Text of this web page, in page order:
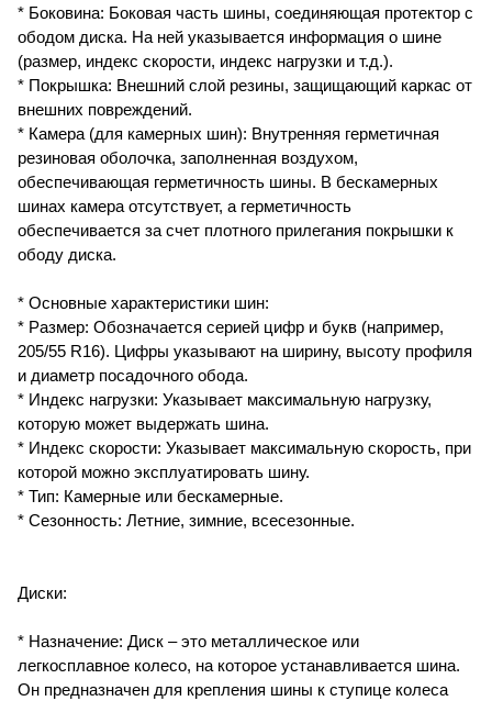
* Боковина: Боковая часть шины, соединяющая протектор с
ободом диска. На ней указывается информация о шине
(размер, индекс скорости, индекс нагрузки и т.д.).
* Покрышка: Внешний слой резины, защищающий каркас от
внешних повреждений.
* Камера (для камерных шин): Внутренняя герметичная
резиновая оболочка, заполненная воздухом,
обеспечивающая герметичность шины. В бескамерных
шинах камера отсутствует, а герметичность
обеспечивается за счет плотного прилегания покрышки к
ободу диска.
* Основные характеристики шин:
* Размер: Обозначается серией цифр и букв (например,
205/55 R16). Цифры указывают на ширину, высоту профиля
и диаметр посадочного обода.
* Индекс нагрузки: Указывает максимальную нагрузку,
которую может выдержать шина.
* Индекс скорости: Указывает максимальную скорость, при
которой можно эксплуатировать шину.
* Тип: Камерные или бескамерные.
* Сезонность: Летние, зимние, всесезонные.
Диски:
* Назначение: Диск – это металлическое или
легкосплавное колесо, на которое устанавливается шина.
Он предназначен для крепления шины к ступице колеса